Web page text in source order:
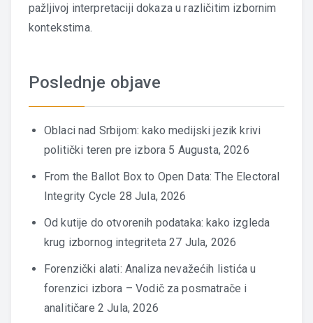
pažljivoj interpretaciji dokaza u različitim izbornim
kontekstima.
Poslednje objave
Oblaci nad Srbijom: kako medijski jezik krivi
politički teren pre izbora 5 Augusta, 2026
From the Ballot Box to Open Data: The Electoral
Integrity Cycle 28 Jula, 2026
Od kutije do otvorenih podataka: kako izgleda
krug izbornog integriteta 27 Jula, 2026
Forenzički alati: Analiza nevažećih listića u
forenzici izbora – Vodič za posmatrače i
analitičare 2 Jula, 2026